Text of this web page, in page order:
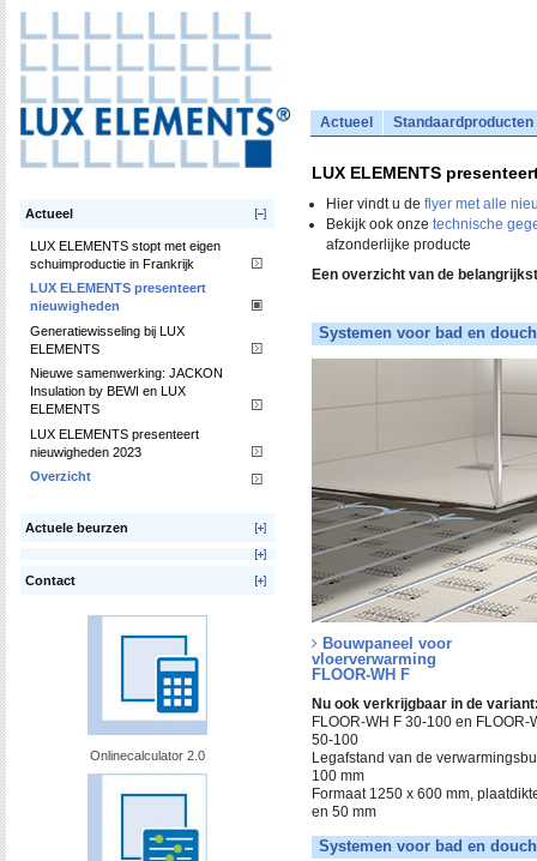
Actueel Standaardproducten
Actueel
LUX ELEMENTS stopt met eigen
schuimproductie in Frankrijk
LUX ELEMENTS presenteert
nieuwigheden
Generatiewisseling bij LUX
ELEMENTS
Nieuwe samenwerking: JACKON
Insulation by BEWI en LUX
ELEMENTS
LUX ELEMENTS presenteert
nieuwigheden 2023
Overzicht
Actuele beurzen
Contact
Onlinecalculator 2.0
LUX ELEMENTS
Hier vindt u de flyer met alle
Bekijk ook onze technische
afzonderlijke producte
Een overzicht van de
Systemen voor bad en
Bouwpaneel voor
vloerverwarming
FLOOR-WH F
Nu ook verkrijgbaar in de
FLOOR-WH F 30-100 en FLOOR-
50-100
Legafstand van de
100 mm
Formaat 1250 x 600 mm,
en 50 mm
Systemen voor bad en